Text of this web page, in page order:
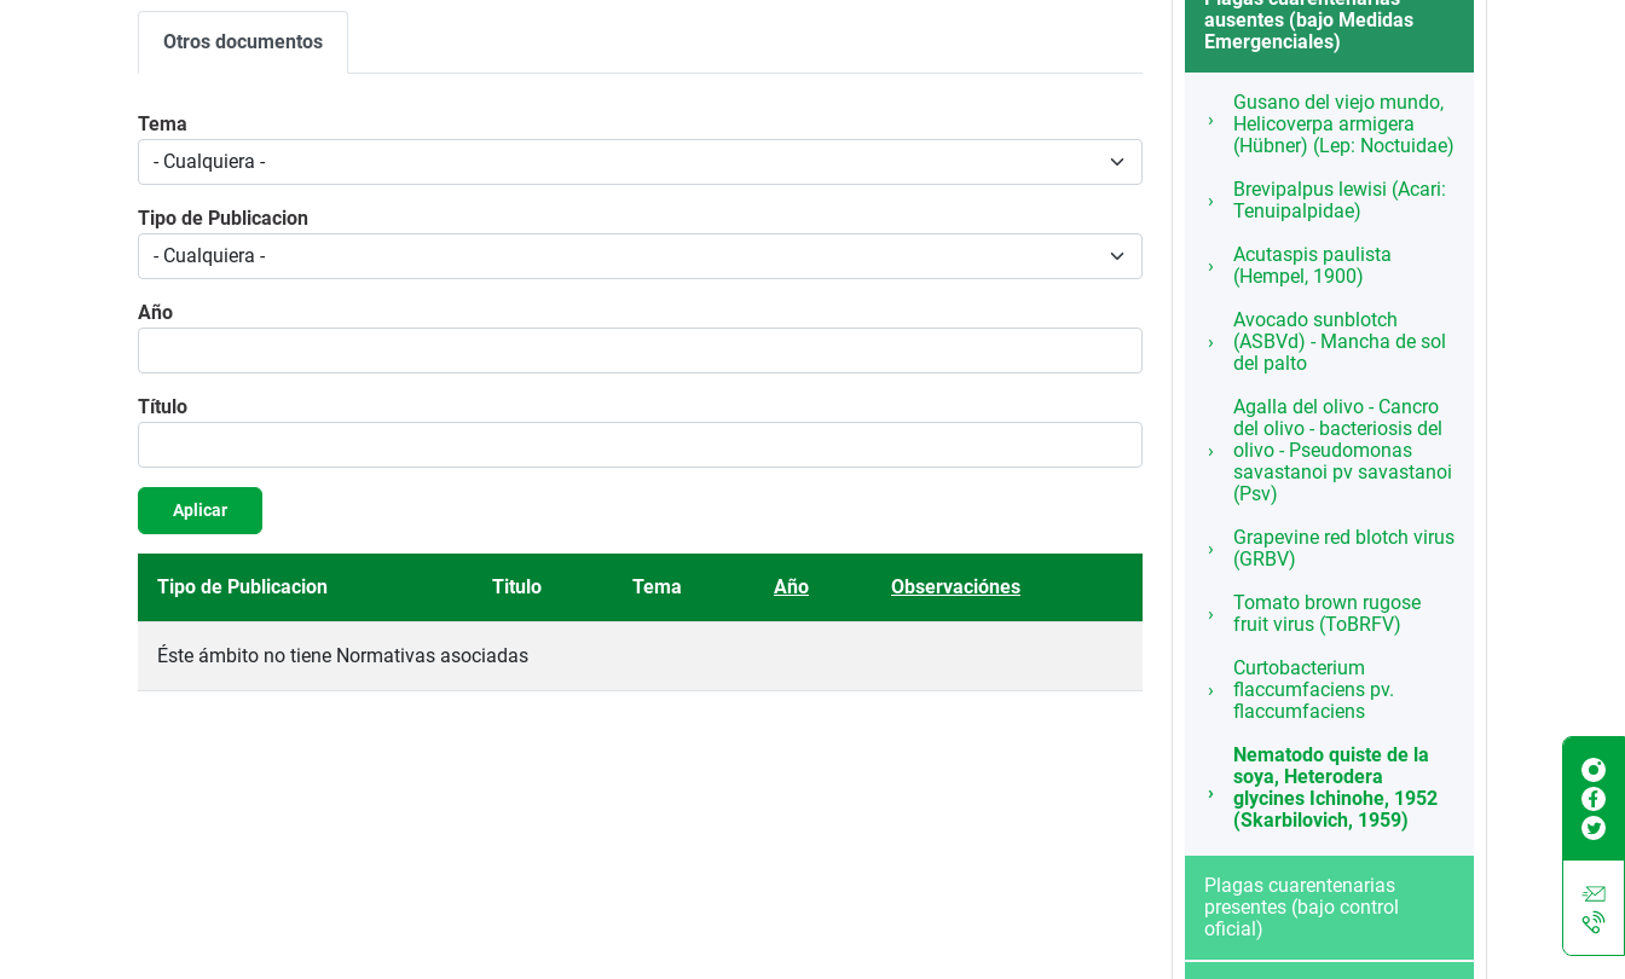
Otros documentos
Tema
Tipo de Publicacion
Año
Título
Aplicar
Tipo de Publicacion Titulo Tema Año Observaciónes
Éste ámbito no tiene Normativas asociadas
ausentes (bajo Medidas
Emergenciales)
Gusano del viejo mundo,
Helicoverpa armigera
(Hübner) (Lep: Noctuidae)
Brevipalpus lewisi (Acari:
Tenuipalpidae)
Acutaspis paulista
(Hempel, 1900)
Avocado sunblotch
(ASBVd) - Mancha de sol
del palto
Agalla del olivo - Cancro
del olivo - bacteriosis del
olivo - Pseudomonas
savastanoi pv savastanoi
(Psv)
Grapevine red blotch virus
(GRBV)
Tomato brown rugose
fruit virus (ToBRFV)
Curtobacterium
flaccumfaciens pv.
flaccumfaciens
Nematodo quiste de la
soya, Heterodera
glycines Ichinohe, 1952
(Skarbilovich, 1959)
Plagas cuarentenarias
presentes (bajo control
oficial)